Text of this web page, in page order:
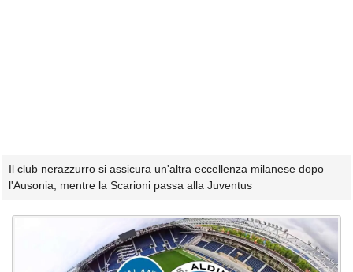
Il club nerazzurro si assicura un'altra eccellenza milanese dopo
l'Ausonia, mentre la Scarioni passa alla Juventus